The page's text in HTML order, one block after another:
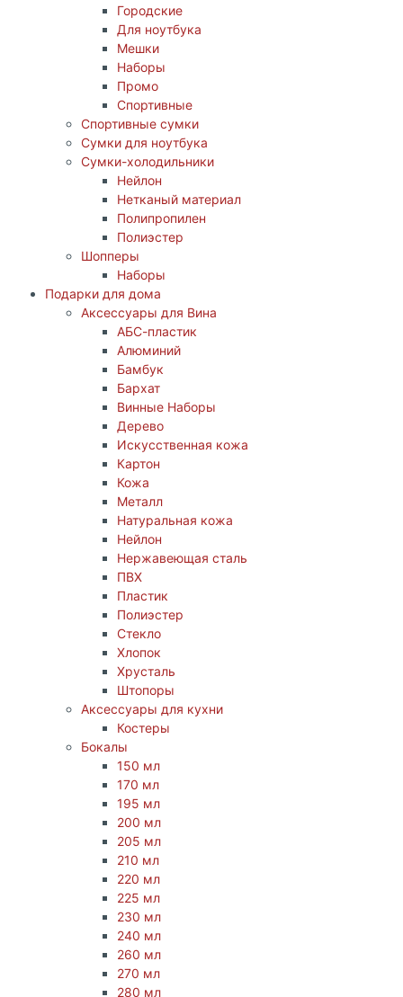
Городские
Для ноутбука
Мешки
Наборы
Промо
Спортивные
Спортивные сумки
Сумки для ноутбука
Сумки-холодильники
Нейлон
Нетканый материал
Полипропилен
Полиэстер
Шопперы
Наборы
Подарки для дома
Аксессуары для Вина
АБС-пластик
Алюминий
Бамбук
Бархат
Винные Наборы
Дерево
Искусственная кожа
Картон
Кожа
Металл
Натуральная кожа
Нейлон
Нержавеющая сталь
ПВХ
Пластик
Полиэстер
Стекло
Хлопок
Хрусталь
Штопоры
Аксессуары для кухни
Костеры
Бокалы
150 мл
170 мл
195 мл
200 мл
205 мл
210 мл
220 мл
225 мл
230 мл
240 мл
260 мл
270 мл
280 мл